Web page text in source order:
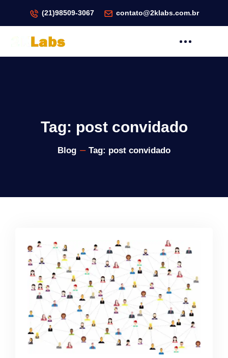
(21)98509-3067 contato@2klabs.com.br
Tag: post convidado
Blog Tag: post convidado